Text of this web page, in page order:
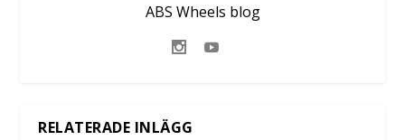
ABS Wheels blog
RELATERADE INLÄGG